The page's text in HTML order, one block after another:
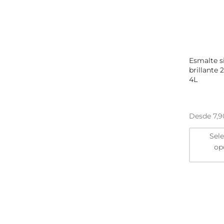
Esmalte
brillante
4L
Desde